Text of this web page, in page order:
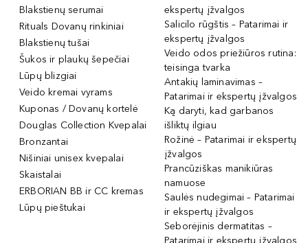
Blakstienų serumai
Rituals Dovanų rinkiniai
Blakstienų tušai
Šukos ir plaukų šepečiai
Lūpų blizgiai
Veido kremai vyrams
Kuponas / Dovanų kortelė
Douglas Collection Kvepalai
Bronzantai
Nišiniai unisex kvepalai
Skaistalai
ERBORIAN BB ir CC kremas
Lūpų pieštukai
ekspertų įžvalgos
Salicilo rūgštis – Patarimai ir
ekspertų įžvalgos
Veido odos priežiūros rutina:
teisinga tvarka
Antakių laminavimas –
Patarimai ir ekspertų įžvalgos
Ką daryti, kad garbanos
išliktų ilgiau
Rožinė – Patarimai ir ekspertų
įžvalgos
Prancūziškas manikiūras
namuose
Saulės nudegimai – Patarimai
ir ekspertų įžvalgos
Seborėjinis dermatitas –